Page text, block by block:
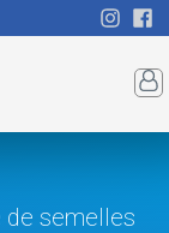
de semelles